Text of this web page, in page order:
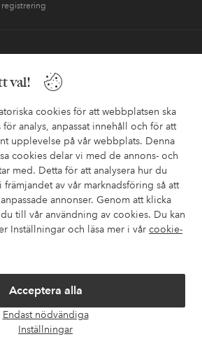
val!
cookies för att webbplatsen ska
analys, anpassat innehåll och för att
upplevelse på vår webbplats. Denna
cookies delar vi med de annons- och
med. Detta för att analysera hur du
främjandet av vår marknadsföring så att
annonser. Genom att klicka
till vår användning av cookies. Du kan
Inställningar och läsa mer i vår cookie-
Acceptera alla
Endast nödvändiga
Inställningar
på de vanligaste frågorna. Här finns
du enklast kontaktar oss.
Beställning Betalsätt